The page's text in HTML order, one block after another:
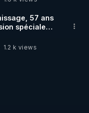
57 ans
spéciale
!** 👨 🚀✨
1.2 k views